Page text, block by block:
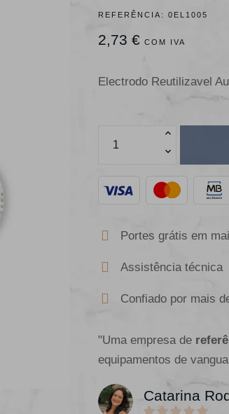
REFERÊNCIA: 0EL1005
2,73 € COM IVA
Electrodo Reutilizavel
Portes grátis em
Assistência técnica
Confiado por mais
"Uma empresa de
equipamentos de
Catarina